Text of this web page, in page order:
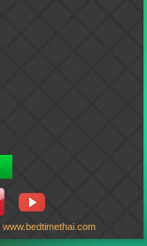
www.bedtimethai.com